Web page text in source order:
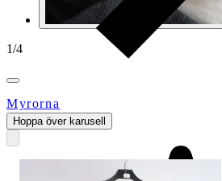
1/4
Myrorna
Hoppa över karusell